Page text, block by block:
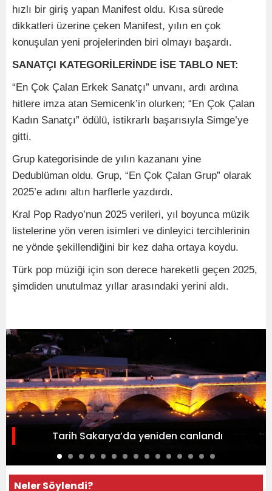
hızlı bir giriş yapan Manifest oldu. Kısa sürede
dikkatleri üzerine çeken Manifest, yılın en çok
konuşulan yeni projelerinden biri olmayı başardı.
SANATÇI KATEGORİLERİNDE İSE TABLO NET:
“En Çok Çalan Erkek Sanatçı” unvanı, ardı ardına
hitlere imza atan Semicenk’in olurken; “En Çok Çalan
Kadın Sanatçı” ödülü, istikrarlı başarısıyla Simge’ye
gitti.
Grup kategorisinde de yılın kazananı yine
Dedublüman oldu. Grup, “En Çok Çalan Grup” olarak
2025’e adını altın harflerle yazdırdı.
Kral Pop Radyo’nun 2025 verileri, yıl boyunca müzik
listelerine yön veren isimleri ve dinleyici tercihlerinin
ne yönde şekillendiğini bir kez daha ortaya koydu.
Türk pop müziği için son derece hareketli geçen 2025,
şimdiden unutulmaz yıllar arasındaki yerini aldı.
Tarih Sakarya’da yeniden canlandı
Neler Söylendi?